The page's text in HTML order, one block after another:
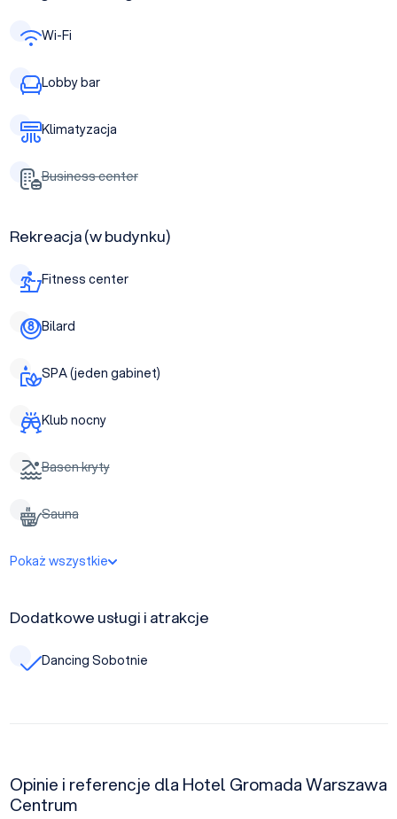
Wi-Fi
Lobby bar
Klimatyzacja
Business center
Rekreacja (w budynku)
Fitness center
Bilard
SPA (jeden gabinet)
Klub nocny
Basen kryty
Sauna
Pokaż wszystkie
Dodatkowe usługi i atrakcje
Dancing Sobotnie
Opinie i referencje dla Hotel Gromada Warszawa
Centrum